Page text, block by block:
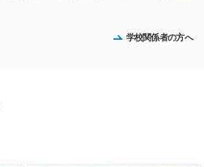
学校関係者の方へ